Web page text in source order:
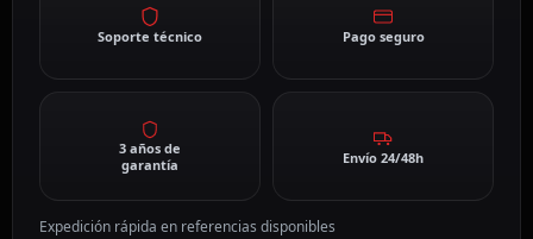
Soporte técnico Pago seguro
3 años de
garantía
Envío 24/48h
Expedición rápida en referencias disponibles